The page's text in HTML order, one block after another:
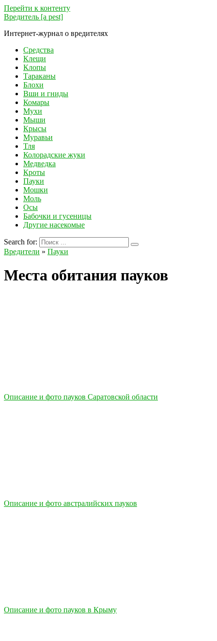
Перейти к контенту
Вредитель [a pest]
Интернет-журнал о вредителях
Средства
Клещи
Клопы
Тараканы
Блохи
Вши и гниды
Комары
Мухи
Мыши
Крысы
Муравьи
Тля
Колорадские жуки
Медведка
Кроты
Пауки
Мошки
Моль
Осы
Бабочки и гусеницы
Другие насекомые
Search for:
Вредители » Пауки
Места обитания пауков
Описание и фото пауков Саратовской области
Описание и фото австралийских пауков
Описание и фото пауков в Крыму